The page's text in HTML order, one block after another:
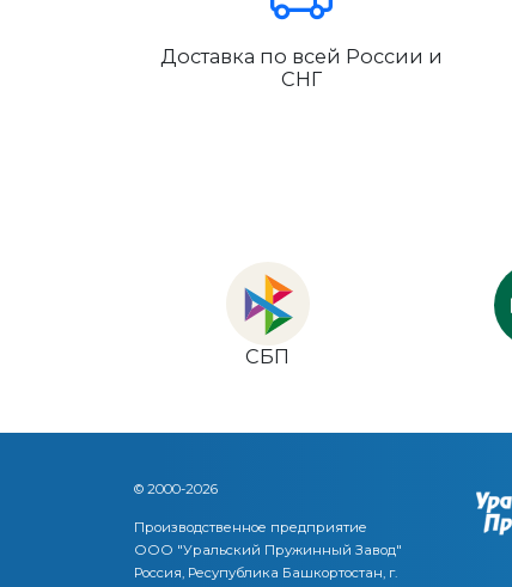
Доставка по всей России и
СНГ
СБП
© 2000-2026
Производственное предприятие
ООО "Уральский Пружинный Завод"
Россия, Ресупублика Башкортостан, г.